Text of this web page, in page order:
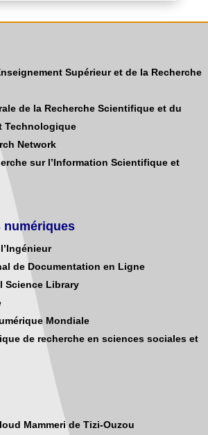
Supérieur et de la Recherche
de la Recherche Scientifique et du
Technologique
Network
sur l’Information Scientifique et
numériques
de Documentation en Ligne
Science Library
Mondiale
de recherche en sciences sociales et
Mammeri de Tizi-Ouzou